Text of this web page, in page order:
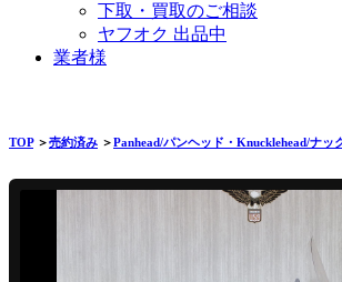
下取・買取のご相談
ヤフオク 出品中
業者様
TOP＞売約済み ＞Panhead/パンヘッド・Knucklehead/ナッ